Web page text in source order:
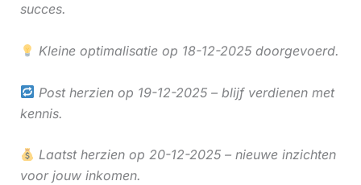
succes.
Kleine optimalisatie op 18-12-2025 doorgevoerd.
Post herzien op 19-12-2025 – blijf verdienen met
kennis.
Laatst herzien op 20-12-2025 – nieuwe inzichten
voor jouw inkomen.